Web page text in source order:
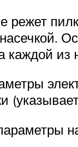
режет
каждой